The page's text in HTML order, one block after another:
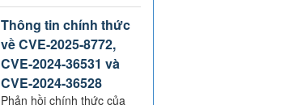
Thông tin chính thức
về CVE-2025-8772,
CVE-2024-36531 và
CVE-2024-36528
Phản hồi chính thức của